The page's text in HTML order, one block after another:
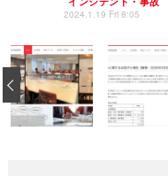
2024.1.19 Fri 8:05
‹